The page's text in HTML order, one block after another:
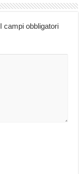
I campi obbligatori